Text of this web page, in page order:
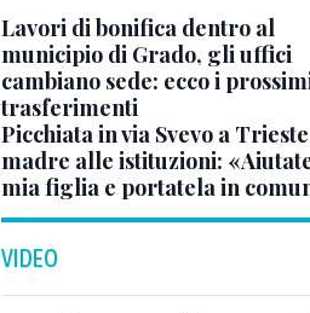
Lavori di bonifica dentro al
municipio di Grado, gli uffici
cambiano sede: ecco i
trasferimenti
Picchiata in via Svevo a
madre alle istituzioni:
mia figlia e portatela in
VIDEO